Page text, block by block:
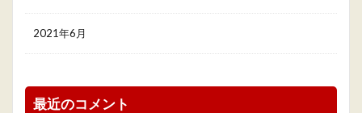
2021年6月
最近のコメント